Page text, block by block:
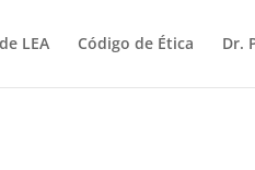
LEA Código de Ética Dr.